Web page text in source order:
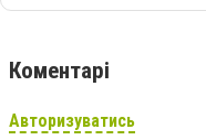
Коментарі
Авторизуватись